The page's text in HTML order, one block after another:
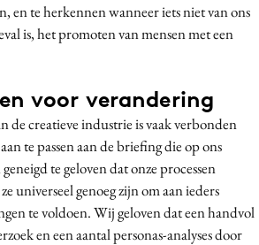
en te herkennen wanneer iets niet van ons
is, het promoten van mensen met een
voor verandering
de creatieve industrie is vaak verbonden
te passen aan de briefing die op ons
te geloven dat onze processen
universeel genoeg zijn om aan ieders
te voldoen. Wij geloven dat een handvol
en een aantal personas-analyses door